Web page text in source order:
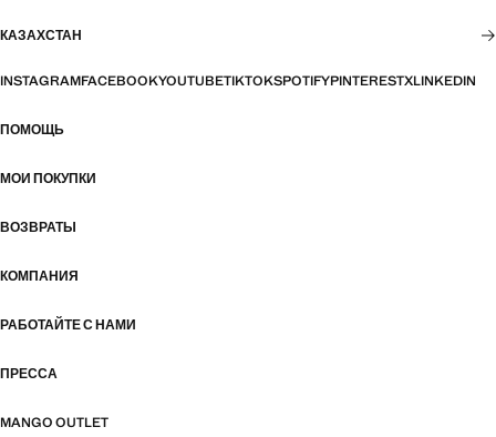
КАЗАХСТАН
INSTAGRAMFACEBOOKYOUTUBETIKTOKSPOTIFYPINTERESTXLINKEDIN
ПОМОЩЬ
МОИ ПОКУПКИ
ВОЗВРАТЫ
КОМПАНИЯ
РАБОТАЙТЕ С НАМИ
ПРЕССА
MANGO OUTLET